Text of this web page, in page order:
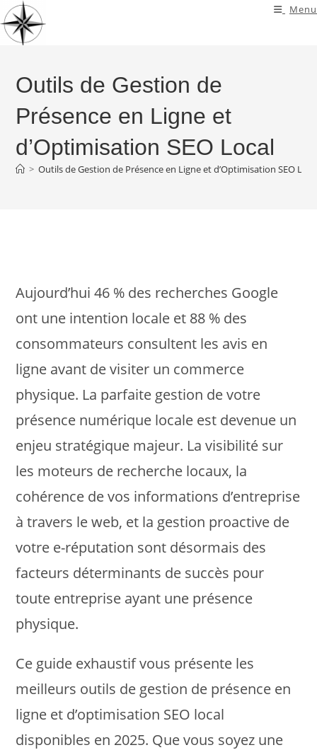
Skip
to
content
Menu
Outils de Gestion de
Présence en Ligne et
d’Optimisation SEO Local
> Outils de Gestion de Présence en Ligne et d’Optimisation SEO
Aujourd’hui 46 % des recherches Google
ont une intention locale et 88 % des
consommateurs consultent les avis en
ligne avant de visiter un commerce
physique. La parfaite gestion de votre
présence numérique locale est devenue un
enjeu stratégique majeur. La visibilité sur
les moteurs de recherche locaux, la
cohérence de vos informations d’entreprise
à travers le web, et la gestion proactive de
votre e-réputation sont désormais des
facteurs déterminants de succès pour
toute entreprise ayant une présence
physique.
Ce guide exhaustif vous présente les
meilleurs outils de gestion de présence en
ligne et d’optimisation SEO local
disponibles en 2025. Que vous soyez une